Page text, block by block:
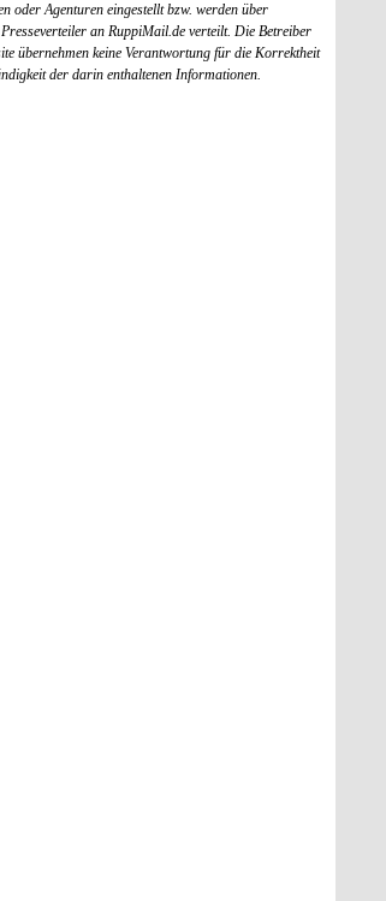
oder Agenturen eingestellt bzw. werden über
an RuppiMail.de verteilt. Die Betreiber
übernehmen keine Verantwortung für die Korrektheit
der darin enthaltenen Informationen.